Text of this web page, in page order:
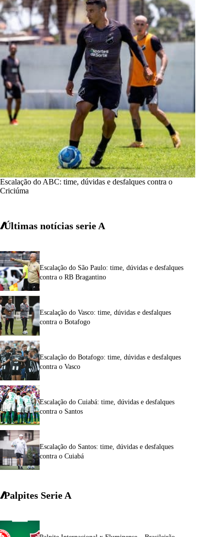
Escalação do ABC: time, dúvidas e desfalques contra o
Criciúma
Últimas notícias serie A
Escalação do São Paulo: time, dúvidas e desfalques
contra o RB Bragantino
Escalação do Vasco: time, dúvidas e desfalques
contra o Botafogo
Escalação do Botafogo: time, dúvidas e desfalques
contra o Vasco
Escalação do Cuiabá: time, dúvidas e desfalques
contra o Santos
Escalação do Santos: time, dúvidas e desfalques
contra o Cuiabá
Palpites Serie A